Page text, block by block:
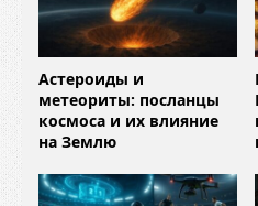
Астероиды и
метеориты: посланцы
космоса и их влияние
на Землю